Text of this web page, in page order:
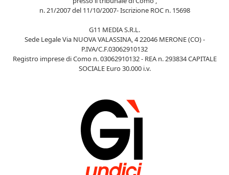
n. 21/2007 del 11/10/2007- Iscrizione ROC n. 15698
G11 MEDIA S.R.L.
Sede Legale Via NUOVA VALASSINA, 4 22046 MERONE (CO) -
P.IVA/C.F.03062910132
Registro imprese di Como n. 03062910132 - REA n. 293834 CAPITALE
SOCIALE Euro 30.000 i.v.